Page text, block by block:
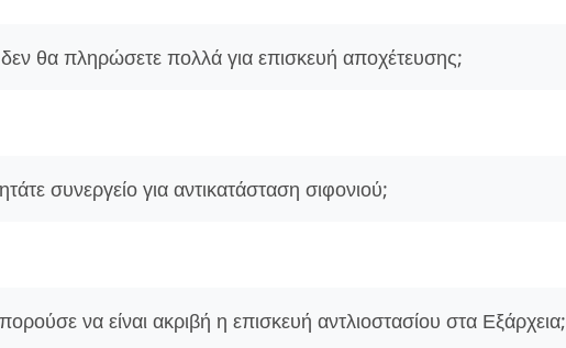
θα πληρώσετε πολλά για επισκευή αποχέτευσης;
συνεργείο για αντικατάσταση σιφονιού;
να είναι ακριβή η επισκευή αντλιοστασίου στα Εξάρχεια;